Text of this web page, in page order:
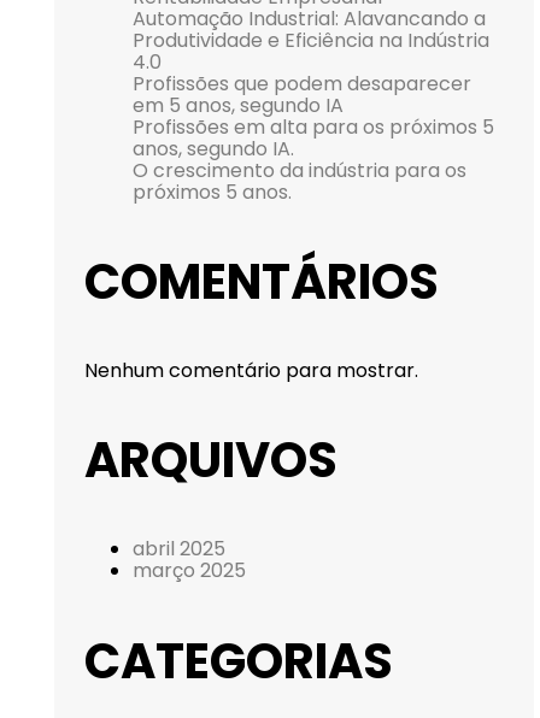
Automação Industrial: Alavancando a
Produtividade e Eficiência na Indústria
4.0
Profissões que podem desaparecer
em 5 anos, segundo IA
Profissões em alta para os próximos 5
anos, segundo IA.
O crescimento da indústria para os
próximos 5 anos.
COMENTÁRIOS
Nenhum comentário para mostrar.
ARQUIVOS
abril 2025
março 2025
CATEGORIAS